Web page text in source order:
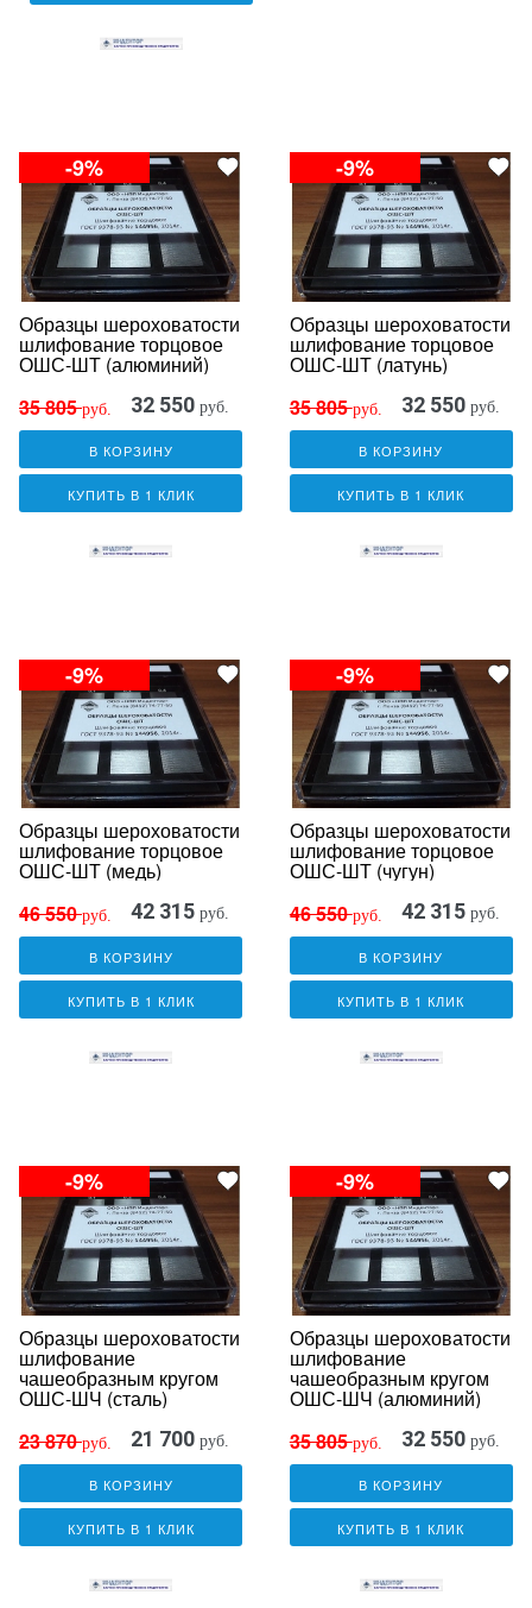
-9%
Образцы шероховатости
шлифование торцовое
ОШС-ШТ (алюминий)
35 805руб. 32 550 руб.
В КОРЗИНУ
КУПИТЬ В 1 КЛИК
-9%
Образцы шероховатости
шлифование торцовое
ОШС-ШТ (латунь)
35 805руб. 32 550 руб.
В КОРЗИНУ
КУПИТЬ В 1 КЛИК
-9%
Образцы шероховатости
шлифование торцовое
ОШС-ШТ (медь)
46 550руб. 42 315 руб.
В КОРЗИНУ
КУПИТЬ В 1 КЛИК
-9%
Образцы шероховатости
шлифование торцовое
ОШС-ШТ (чугун)
46 550руб. 42 315 руб.
В КОРЗИНУ
КУПИТЬ В 1 КЛИК
-9%
Образцы шероховатости
шлифование
чашеобразным кругом
ОШС-ШЧ (сталь)
23 870руб. 21 700 руб.
В КОРЗИНУ
КУПИТЬ В 1 КЛИК
-9%
Образцы шероховатости
шлифование
чашеобразным кругом
ОШС-ШЧ (алюминий)
35 805руб. 32 550 руб.
В КОРЗИНУ
КУПИТЬ В 1 КЛИК